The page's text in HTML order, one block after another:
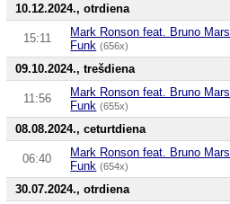
10.12.2024., otrdiena
15:11 Mark Ronson feat. Bruno Mars
Funk (656x)
09.10.2024., trešdiena
11:56 Mark Ronson feat. Bruno Mars
Funk (655x)
08.08.2024., ceturtdiena
06:40 Mark Ronson feat. Bruno Mars
Funk (654x)
30.07.2024., otrdiena